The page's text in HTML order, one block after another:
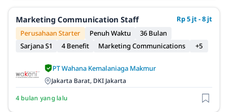
Marketing Communication Staff
Rp 5 jt - 8 jt
Perusahaan Starter
Penuh Waktu
36 Bulan
Sarjana S1
4 Benefit Marketing Communications +5
PT Wahana Kemalaniaga Makmur
Jakarta Barat, DKI Jakarta
4 bulan yang lalu